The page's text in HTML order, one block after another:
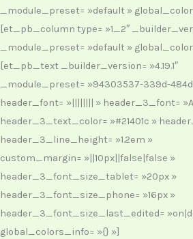
_module_preset= »default »
[et_pb_column type= »1_2″
_module_preset= »default »
[et_pb_text _builder_version= »4.19.1″
_module_preset= »94303537-339d-
header_font= »|||||||| » header_3_font=
header_3_text_color= »#21401c »
header_3_line_height= »1.2em »
custom_margin= »||10px||false|false »
header_3_font_size_tablet= »20px »
header_3_font_size_phone= »16px »
header_3_font_size_last_edited=
global_colors_info= »{} »]